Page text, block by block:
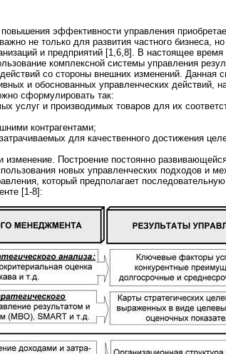
эффективности управления
не только для развития частного бизнеса,
и предприятий [1,6,8]. В настоящее
комплексной системы управления
со стороны внешних изменений. Данная
и обоснованных управленческих действий,
сформулировать так:
услуг и производимых товаров для их
контрагентами;
для качественного достижения
изменение. Построение постоянно
новых управленческих подходов и
который предполагает
[1-8]: